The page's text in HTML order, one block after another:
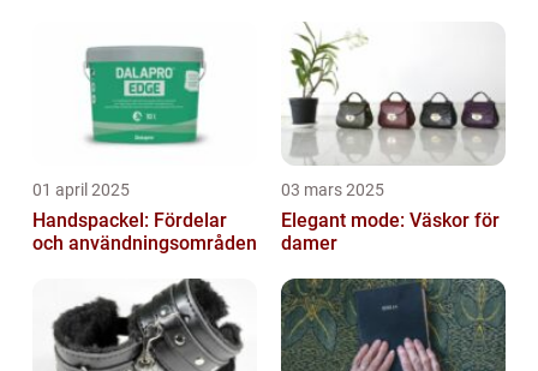
01 april 2025
Handspackel: Fördelar
och användningsområden
03 mars 2025
Elegant mode: Väskor för
damer